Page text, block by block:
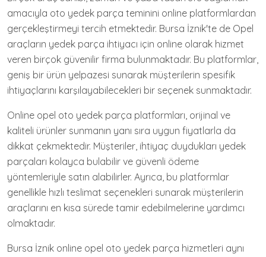
amacıyla oto yedek parça teminini online platformlardan
gerçekleştirmeyi tercih etmektedir. Bursa İznik'te de Opel
araçların yedek parça ihtiyacı için online olarak hizmet
veren birçok güvenilir firma bulunmaktadır. Bu platformlar,
geniş bir ürün yelpazesi sunarak müşterilerin spesifik
ihtiyaçlarını karşılayabilecekleri bir seçenek sunmaktadır.
Online opel oto yedek parça platformları, orijinal ve
kaliteli ürünler sunmanın yanı sıra uygun fiyatlarla da
dikkat çekmektedir. Müşteriler, ihtiyaç duydukları yedek
parçaları kolayca bulabilir ve güvenli ödeme
yöntemleriyle satın alabilirler. Ayrıca, bu platformlar
genellikle hızlı teslimat seçenekleri sunarak müşterilerin
araçlarını en kısa sürede tamir edebilmelerine yardımcı
olmaktadır.
Bursa İznik online opel oto yedek parça hizmetleri aynı